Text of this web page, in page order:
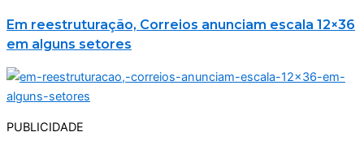
Em reestruturação, Correios anunciam escala 12×36
em alguns setores
PUBLICIDADE